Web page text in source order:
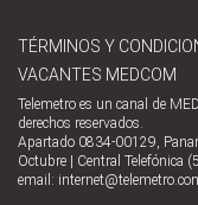
TÉRMINOS Y
VACANTES MEDCOM
Telemetro es un canal de
derechos reservados.
Apartado 0834-00129,
Octubre | Central Telefónica
email: